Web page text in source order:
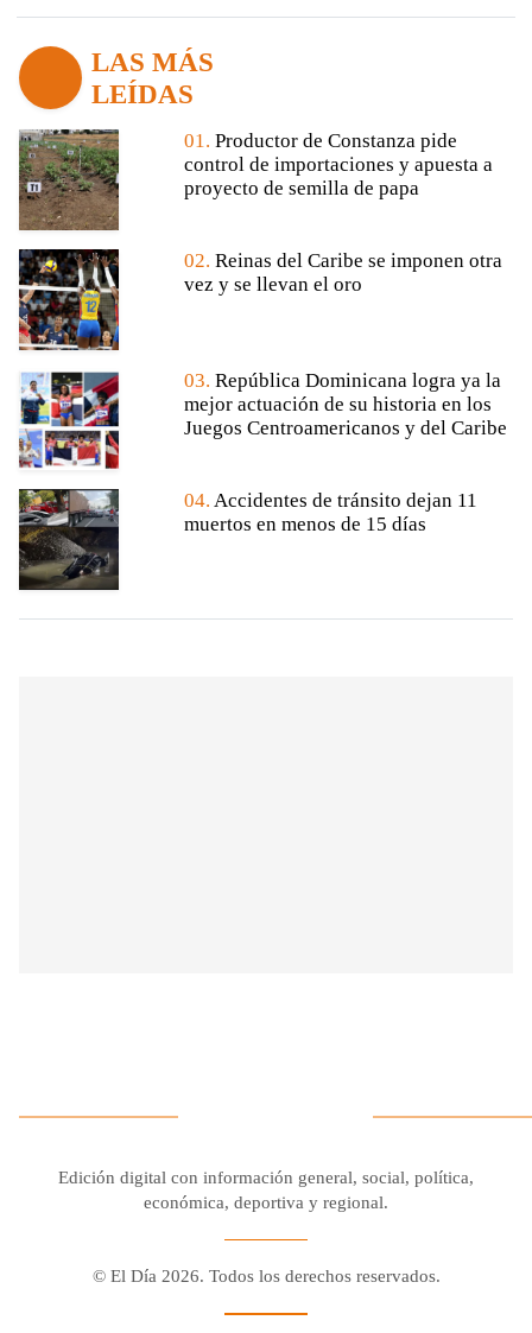
LAS MÁS
LEÍDAS
01. Productor de Constanza pide
control de importaciones y apuesta a
proyecto de semilla de papa
02. Reinas del Caribe se imponen otra
vez y se llevan el oro
03. República Dominicana logra ya la
mejor actuación de su historia en los
Juegos Centroamericanos y del Caribe
04. Accidentes de tránsito dejan 11
muertos en menos de 15 días
Edición digital con información general, social, política,
económica, deportiva y regional.
© El Día 2026. Todos los derechos reservados.